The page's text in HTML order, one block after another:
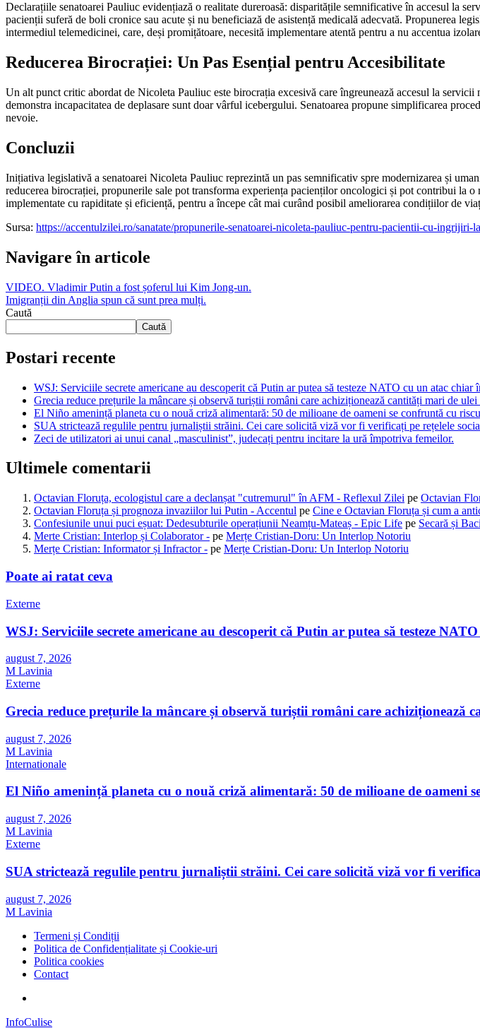
Declarațiile senatoarei Pauliuc evidențiază o realitate dureroasă: disparitățile semnificative în accesul la
pacienții suferă de boli cronice sau acute și nu beneficiază de asistență medicală adecvată. Propunerea
intermediul telemedicinei, care, deși promițătoare, necesită implementare atentă pentru a nu accentua
Reducerea Birocrației: Un Pas Esențial pentru Accesibilitate
Un alt punct critic abordat de Nicoleta Pauliuc este birocrația excesivă care îngreunează accesul la
demonstra incapacitatea de deplasare sunt doar vârful icebergului. Senatoarea propune simplificarea
nevoie.
Concluzii
Inițiativa legislativă a senatoarei Nicoleta Pauliuc reprezintă un pas semnificativ spre modernizarea și
reducerea birocrației, propunerile sale pot transforma experiența pacienților oncologici și pot contribui la
implementate cu rapiditate și eficiență, pentru a începe cât mai curând posibil ameliorarea condițiilor de
Sursa: https://accentulzilei.ro/sanatate/propunerile-senatoarei-nicoleta-pauliuc-pentru-pacientii-cu-ingrijiri-
Navigare în articole
VIDEO. Vladimir Putin a fost șoferul lui Kim Jong-un.
Imigranții din Anglia spun că sunt prea mulți.
Caută
Caută
Postari recente
WSJ: Serviciile secrete americane au descoperit că Putin ar putea să testeze NATO cu un atac chiar
Grecia reduce prețurile la mâncare și observă turiștii români care achiziționează cantități mari de ulei
El Niño amenință planeta cu o nouă criză alimentară: 50 de milioane de oameni se confruntă cu
SUA strictează regulile pentru jurnaliștii străini. Cei care solicită viză vor fi verificați pe rețelele
Zeci de utilizatori ai unui canal „masculinist”, judecați pentru incitare la ură împotriva femeilor.
Ultimele comentarii
Octavian Floruța, ecologistul care a declanșat "cutremurul" în AFM - Reflexul Zilei pe Octavian
Octavian Floruța și prognoza invaziilor lui Putin - Accentul pe Cine e Octavian Floruța și cum a
Confesiunile unui puci eșuat: Dedesubturile operațiunii Neamțu-Mateaș - Epic Life pe Secară și
Merte Cristian: Interlop și Colaborator - pe Merțe Cristian-Doru: Un Interlop Notoriu
Merțe Cristian: Informator și Infractor - pe Merțe Cristian-Doru: Un Interlop Notoriu
Poate ai ratat ceva
Externe
WSJ: Serviciile secrete americane au descoperit că Putin ar putea să testeze
august 7, 2026
M Lavinia
Externe
Grecia reduce prețurile la mâncare și observă turiștii români care achiziționează
august 7, 2026
M Lavinia
Internationale
El Niño amenință planeta cu o nouă criză alimentară: 50 de milioane de oameni
august 7, 2026
M Lavinia
Externe
SUA strictează regulile pentru jurnaliștii străini. Cei care solicită viză vor fi
august 7, 2026
M Lavinia
Termeni și Condiții
Politica de Confidențialitate și Cookie-uri
Politica cookies
Contact
InfoCulise